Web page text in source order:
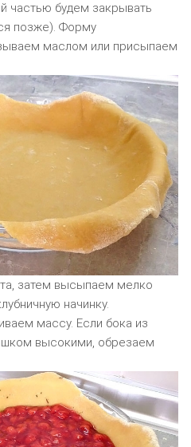
частью будем закрывать
позже). Форму
маслом или присыпаем
затем высыпаем мелко
начинку.
массу. Если бока из
высокими, обрезаем